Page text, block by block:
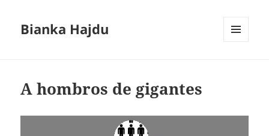
Bianka Hajdu
A hombros de gigantes